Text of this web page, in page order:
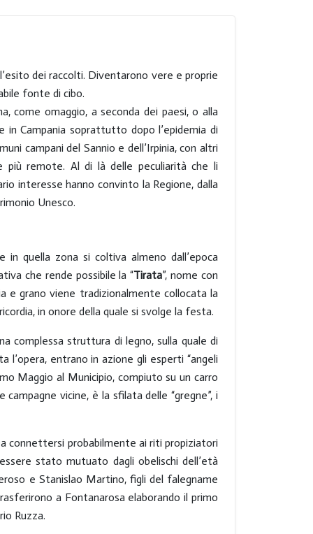
Sabato e il Sele.
dei raccolti. Diventarono vere e proprie
fonte di cibo.
come omaggio, a seconda dei paesi, o alla
Campania soprattutto dopo l’epidemia di
campani del Sannio e dell’Irpinia, con altri
più remote. Al di là delle peculiarità che li
interesse hanno convinto la Regione, dalla
Unesco.
quella zona si coltiva almeno dall’epoca
che rende possibile la “Tirata”, nome con
e grano viene tradizionalmente collocata la
in onore della quale si svolge la festa.
complessa struttura di legno, sulla quale di
l’opera, entrano in azione gli esperti “angeli
Maggio al Municipio, compiuto su un carro
vicine, è la sfilata delle “gregne”, i
connettersi probabilmente ai riti propiziatori
stato mutuato dagli obelischi dell’età
e Stanislao Martino, figli del falegname
a Fontanarosa elaborando il primo
Ruzza.